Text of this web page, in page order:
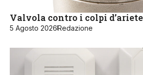
Valvola contro i colpi
5 Agosto 2026Redazione